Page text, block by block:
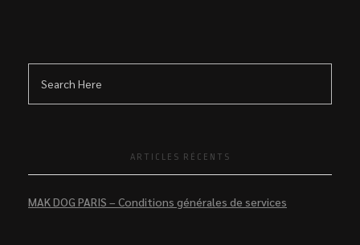
ARTICLES RÉCENTS
MAK DOG PARIS – Conditions générales de services